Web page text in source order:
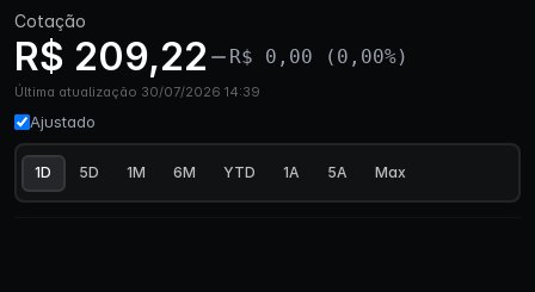
Cotação
R$ 209,22 R$ 0,00 (0,00%)
Última atualização 30/07/2026 14:39
Ajustado
1D 5D 1M 6M YTD 1A 5A Max